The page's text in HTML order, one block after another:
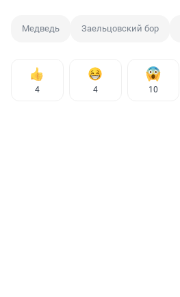
Медведь Заельцовский бор
4 4 10